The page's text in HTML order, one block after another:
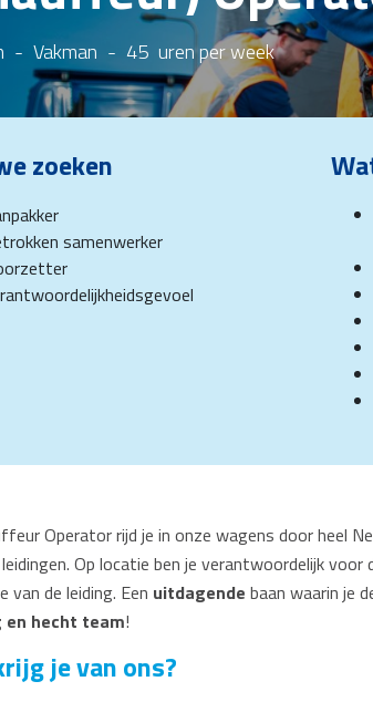
- Vakman - 45 uren per week
Operator rijd je in onze wagens door heel
Op locatie ben je verantwoordelijk
van de leiding. Een uitdagende baan waarin je
en hecht team!
je van ons?
zoeken
samenwerker